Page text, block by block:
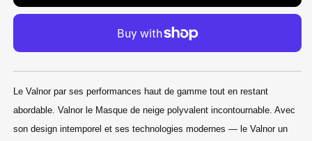
Le Valnor par ses performances haut de gamme tout en restant
abordable. Valnor le Masque de neige polyvalent incontournable. Avec
son design intemporel et ses technologies modernes — le Valnor un